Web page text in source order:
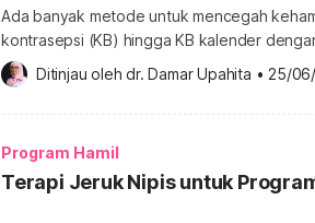
Ada banyak metode untuk mencegah
kontrasepsi (KB) hingga KB kalender
masa haid. Namun, tahukah Anda bahwa
berhubungan intim saat haid? Simak
berhubungan intim saat haid tetap bisa
Ditinjau oleh dr. Damar Upahita • 25/
Program Hamil
Terapi Jeruk Nipis untuk